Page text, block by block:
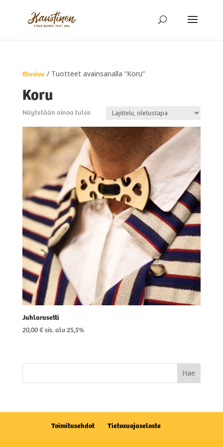
Etusivu / Tuotteet avainsanalla “Koru”
Koru
Näytetään ainoa tulos
Juhlarusetti
20,00€sis. alv 25,5%
Toimitusehdot Tietosuojaseloste